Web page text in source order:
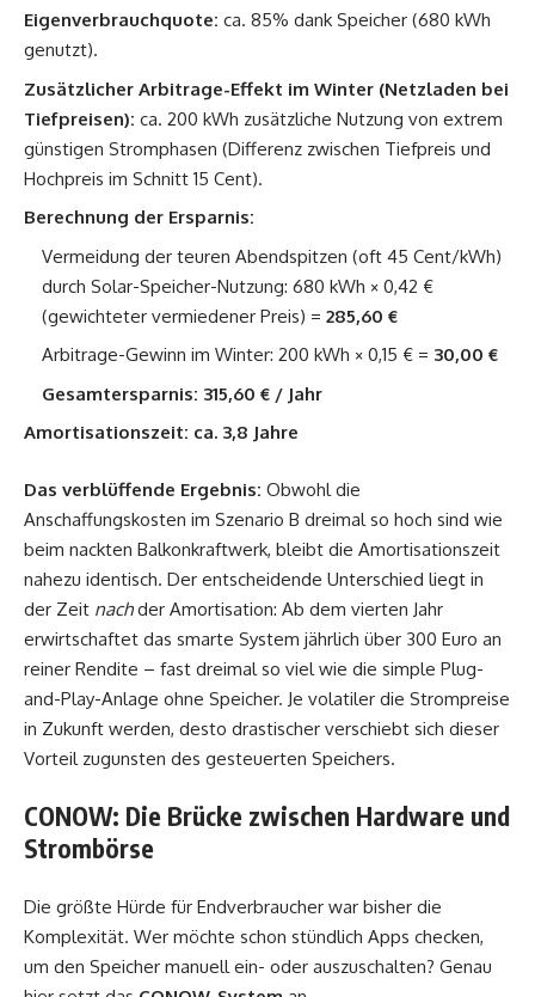
Eigenverbrauchquote: ca. 85% dank Speicher (680 kWh
genutzt).
Zusätzlicher Arbitrage-Effekt im Winter (Netzladen bei
Tiefpreisen): ca. 200 kWh zusätzliche Nutzung von extrem
günstigen Stromphasen (Differenz zwischen Tiefpreis und
Hochpreis im Schnitt 15 Cent).
Berechnung der Ersparnis:
Vermeidung der teuren Abendspitzen (oft 45 Cent/kWh)
durch Solar-Speicher-Nutzung: 680 kWh × 0,42 €
(gewichteter vermiedener Preis) = 285,60 €
Arbitrage-Gewinn im Winter: 200 kWh × 0,15 € = 30,00 €
Gesamtersparnis: 315,60 € / Jahr
Amortisationszeit: ca. 3,8 Jahre
Das verblüffende Ergebnis: Obwohl die
Anschaffungskosten im Szenario B dreimal so hoch sind wie
beim nackten Balkonkraftwerk, bleibt die Amortisationszeit
nahezu identisch. Der entscheidende Unterschied liegt in
der Zeit nachder Amortisation: Ab dem vierten Jahr
erwirtschaftet das smarte System jährlich über 300 Euro an
reiner Rendite – fast dreimal so viel wie die simple Plug-
and-Play-Anlage ohne Speicher. Je volatiler die Strompreise
in Zukunft werden, desto drastischer verschiebt sich dieser
Vorteil zugunsten des gesteuerten Speichers.
CONOW: Die Brücke zwischen Hardware und
Strombörse
Die größte Hürde für Endverbraucher war bisher die
Komplexität. Wer möchte schon stündlich Apps checken,
um den Speicher manuell ein- oder auszuschalten? Genau